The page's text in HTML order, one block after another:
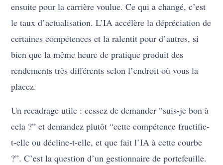
ensuite pour la carrière voulue. Ce qui a changé, c’est
le taux d’actualisation. L’IA accélère la dépréciation de
certaines compétences et la ralentit pour d’autres, si
bien que la même heure de pratique produit des
rendements très différents selon l’endroit où vous la
placez.
Un recadrage utile : cessez de demander “suis-je bon à
cela ?” et demandez plutôt “cette compétence fructifie-
t-elle ou décline-t-elle, et que fait l’IA à cette courbe
?”. C’est la question d’un gestionnaire de portefeuille.